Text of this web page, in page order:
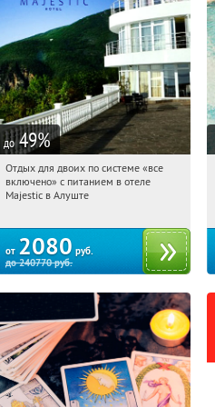
до 49%
04:45:23 Купили:
Крым, г. Алушта, пгт. Партенит, ул.
Отдых для двоих по системе «все
включено» с питанием в отеле
Majestic в Алуште
от 2080 руб.
до240770руб.